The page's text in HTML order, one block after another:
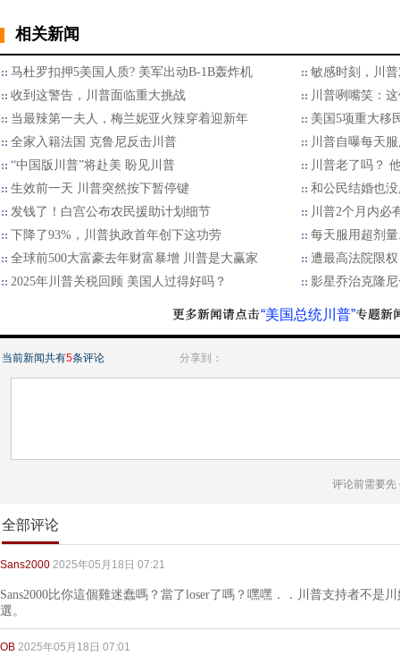
相关新闻
马杜罗扣押5美国人质? 美军出动B-1B轰炸机
敏感时刻，川
收到这警告，川普面临重大挑战
川普咧嘴笑：
当最辣第一夫人，梅兰妮亚火辣穿着迎新年
美国5项重大移
全家入籍法国 克鲁尼反击川普
川普自曝每天
“中国版川普”将赴美 盼见川普
川普老了吗？
生效前一天 川普突然按下暂停键
和公民结婚也
发钱了！白宫公布农民援助计划细节
川普2个月内必
下降了93%，川普执政首年创下这功劳
每天服用超剂
全球前500大富豪去年财富暴增 川普是大赢家
遭最高法院限
2025年川普关税回顾 美国人过得好吗？
影星乔治克隆
“美国总统川普”
当前新闻共有5条评论 分享到：
评论前需要先
全部评论
Sans2000 2025年05月18日 07:21
Sans2000比你這個雞迷蠢嗎？當了loser了嗎？嘿嘿．．川普支持者不是
選。
OB 2025年05月18日 07:01